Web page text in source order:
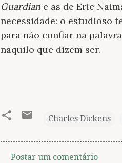
Guardian e as de Eric
necessidade: o estudioso
para não confiar na
naquilo que dizem ser.
Charles Dickens
Postar um comentário